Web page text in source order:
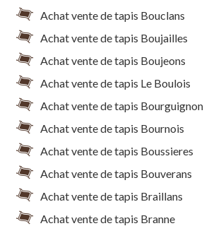
Achat vente de tapis Bouclans
Achat vente de tapis Boujailles
Achat vente de tapis Boujeons
Achat vente de tapis Le Boulois
Achat vente de tapis Bourguignon
Achat vente de tapis Bournois
Achat vente de tapis Boussieres
Achat vente de tapis Bouverans
Achat vente de tapis Braillans
Achat vente de tapis Branne